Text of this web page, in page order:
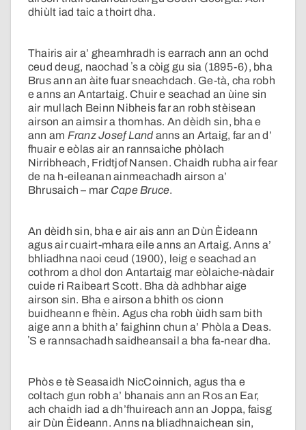
dhiùlt iad taic a thoirt dha.
Thairis air a’ gheamhradh is earrach ann an ochd
ceud deug, naochad ʼs a còig gu sia (1895-6), bha
Brus ann an àite fuar sneachdach. Ge-tà, cha robh
e anns an Antartaig. Chuir e seachad an ùine sin
air mullach Beinn Nibheis far an robh stèisean
airson an aimsir a thomhas. An dèidh sin, bha e
ann am Franz Josef Land anns an Artaig, far an d’
fhuair e eòlas air an rannsaiche phòlach
Nirribheach, Fridtjof Nansen. Chaidh rubha air fear
de na h-eileanan ainmeachadh airson a’
Bhrusaich – mar Cape Bruce.
An dèidh sin, bha e air ais ann an Dùn Èideann
agus air cuairt-mhara eile anns an Artaig. Anns a’
bhliadhna naoi ceud (1900), leig e seachad an
cothrom a dhol don Antartaig mar eòlaiche-nàdair
cuide ri Raibeart Scott. Bha dà adhbhar aige
airson sin. Bha e airson a bhith os cionn
buidheann e fhèin. Agus cha robh ùidh sam bith
aige ann a bhith a’ faighinn chun a’ Phòla a Deas.
ʼS e rannsachadh saidheansail a bha fa-near dha.
Phòs e tè Seasaidh NicCoinnich, agus tha e
coltach gun robh a’ bhanais ann an Ros an Ear,
ach chaidh iad a dh’fhuireach ann an Joppa, faisg
air Dùn Èideann. Anns na bliadhnaichean sin,